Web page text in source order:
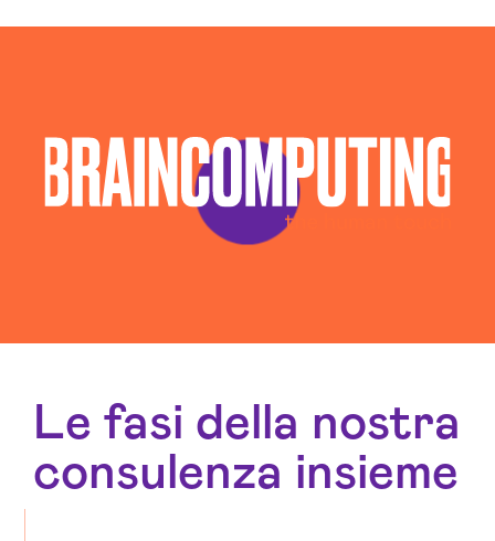
Le fasi della nostra
consulenza insieme